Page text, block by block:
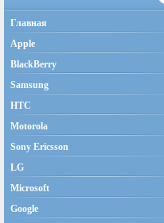
Главная
Apple
BlackBerry
Samsung
HTC
Motorola
Sony Ericsson
LG
Microsoft
Google